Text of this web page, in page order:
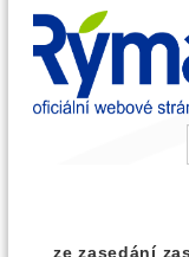
ze zasedání